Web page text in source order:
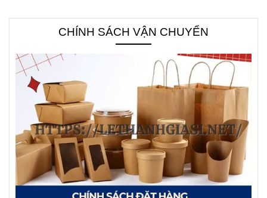
CHÍNH SÁCH VẬN CHUYỂN